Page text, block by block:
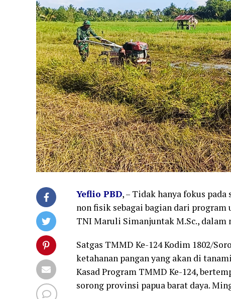
Yeflio PBD, – Tidak hanya fokus
non fisik sebagai bagian dari program
TNI Maruli Simanjuntak M.Sc., dalam
Satgas TMMD Ke-124 Kodim 1802/
ketahanan pangan yang akan di
Kasad Program TMMD Ke-124,
sorong provinsi papua barat daya.